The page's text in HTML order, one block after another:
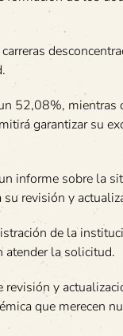
52,08%, mientras
garantizar su
informe sobre la
revisión y
de la
atender la solicitud.
revisión y
que merecen